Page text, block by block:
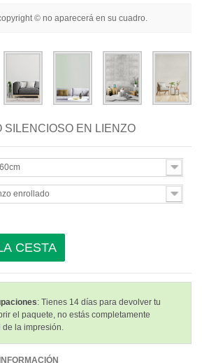
© no aparecerá en su cuadro.
SILENCIOSO EN LIENZO
enrollado
CESTA
: Tienes 14 días para devolver tu
el paquete, no estás completamente
la impresión.